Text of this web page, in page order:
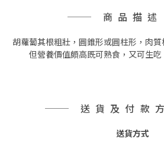
商品描述
胡蘿蔔其根粗壯，圓錐形或圓柱形，肉質
但營養價值頗高既可熟食，又可生吃
送貨及付款
送貨方式